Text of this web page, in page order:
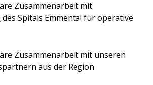
Zusammenarbeit mit
des Spitals Emmental für operative
Zusammenarbeit mit unseren
aus der Region